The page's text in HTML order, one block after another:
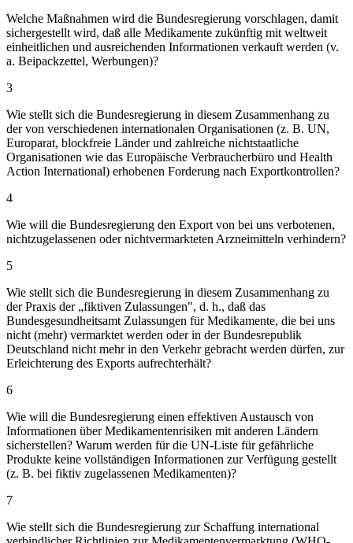
Welche Maßnahmen wird die Bundesregierung vorschlagen, damit
sichergestellt wird, daß alle Medikamente zukünftig mit weltweit
einheitlichen und ausreichenden Informationen verkauft werden (v.
a. Beipackzettel, Werbungen)?
3
Wie stellt sich die Bundesregierung in diesem Zusammenhang zu
der von verschiedenen internationalen Organisationen (z. B. UN,
Europarat, blockfreie Länder und zahlreiche nichtstaatliche
Organisationen wie das Europäische Verbraucherbüro und Health
Action International) erhobenen Forderung nach Exportkontrollen?
4
Wie will die Bundesregierung den Export von bei uns verbotenen,
nichtzugelassenen oder nichtvermarkteten Arzneimitteln verhindern?
5
Wie stellt sich die Bundesregierung in diesem Zusammenhang zu
der Praxis der „fiktiven Zulassungen", d. h., daß das
Bundesgesundheitsamt Zulassungen für Medikamente, die bei uns
nicht (mehr) vermarktet werden oder in der Bundesrepublik
Deutschland nicht mehr in den Verkehr gebracht werden dürfen, zur
Erleichterung des Exports aufrechterhält?
6
Wie will die Bundesregierung einen effektiven Austausch von
Informationen über Medikamentenrisiken mit anderen Ländern
sicherstellen? Warum werden für die UN-Liste für gefährliche
Produkte keine vollständigen Informationen zur Verfügung gestellt
(z. B. bei fiktiv zugelassenen Medikamenten)?
7
Wie stellt sich die Bundesregierung zur Schaffung international